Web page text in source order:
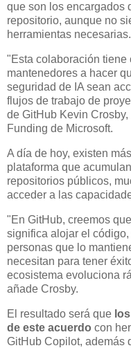
que son los encargados
repositorio, aunque no
herramientas necesarias.
"Esta colaboración tiene
mantenedores a hacer
seguridad de IA sean
flujos de trabajo de
de GitHub Kevin
Funding de Microsoft.
A día de hoy, existen
plataforma que
repositorios públicos,
acceder a las
"En GitHub, creemos
significa alojar el
personas que lo
necesitan para tener
ecosistema evoluciona
añade Crosby.
El resultado será que
de este acuerdo con
GitHub Copilot, además